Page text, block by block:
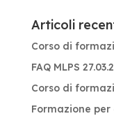
Articoli
Corso di
FAQ MLPS
Corso di
Formazione